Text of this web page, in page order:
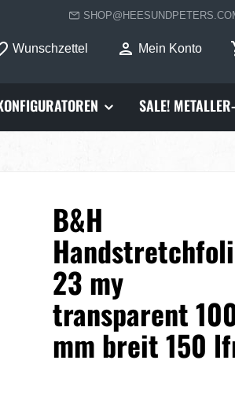
Wunschzettel Mein Konto
SALE!
B&H
23 my
transparent
mm breit 150